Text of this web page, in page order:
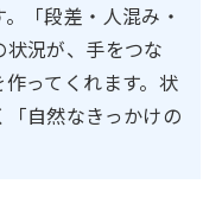
「段差・人混み・
況が、手をつな
ってくれます。状
自然なきっかけの